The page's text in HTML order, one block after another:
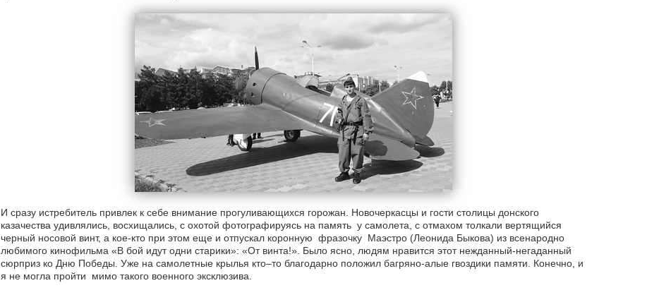
И сразу истребитель привлек к себе внимание прогуливающихся горожан. Новочеркасцы и гости столицы донского
казачества удивлялись, восхищались, с охотой фотографируясь на память у самолета, с отмахом толкали вертящийся
черный носовой винт, а кое-кто при этом еще и отпускал коронную фразочку Маэстро (Леонида Быкова) из всенародно
любимого кинофильма «В бой идут одни старики»: «От винта!». Было ясно, людям нравится этот нежданный-негаданный
сюрприз ко Дню Победы. Уже на самолетные крылья кто–то благодарно положил багряно-алые гвоздики памяти. Конечно, и
я не могла пройти мимо такого военного эксклюзива.